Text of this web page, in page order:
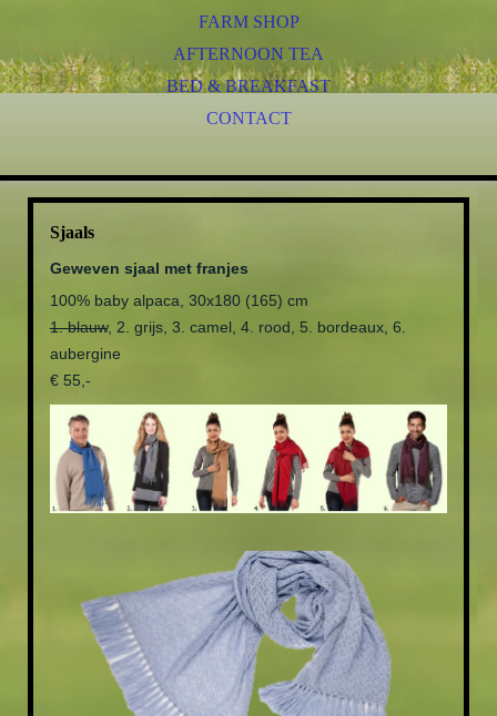
KIA PERUVIAN YENTL
LT PERUVIAN VALERIO
JAF PERUVIAN WHITE OPIUM
PAZ PERUVIAN RUFALO
FOALS 2019
FOALS 2018
FOALS 2017
FOALS 2016
FOALS 2014
(HAND SPUN) YARN
DUVETS
DUVET COVERS
BABY SLEEPING BAGS
PULLOVERS AND CARDIGANS - LADIES
VESTS
HATS
SCARFS
FARM SHOP
AFTERNOON TEA
BED & BREAKFAST
CONTACT
Sjaals
Geweven sjaal met franjes
100% baby alpaca, 30x180 (165) cm
1. blauw, 2. grijs, 3. camel, 4. rood, 5. bordeaux, 6.
aubergine
€ 55,-